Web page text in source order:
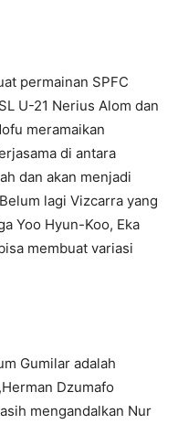
permainan SPFC
U-21 Nerius Alom dan
meramaikan
di antara
dan akan menjadi
lagi Vizcarra yang
Yoo Hyun-Koo, Eka
membuat variasi
Gumilar adalah
Dzumafo
mengandalkan Nur